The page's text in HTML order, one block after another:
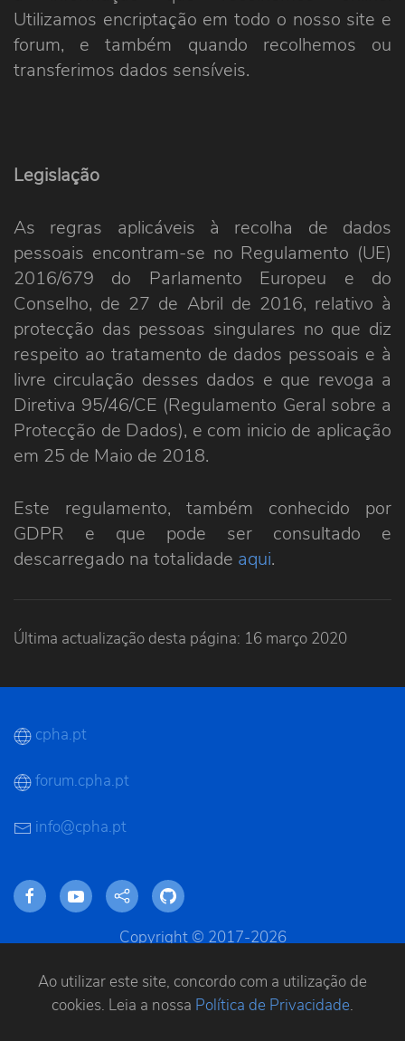
Utilizamos encriptação em todo o nosso site e
forum, e também quando recolhemos ou
transferimos dados sensíveis.
Legislação
As regras aplicáveis à recolha de dados
pessoais encontram-se no Regulamento (UE)
2016/679 do Parlamento Europeu e do
Conselho, de 27 de Abril de 2016, relativo à
protecção das pessoas singulares no que diz
respeito ao tratamento de dados pessoais e à
livre circulação desses dados e que revoga a
Diretiva 95/46/CE (Regulamento Geral sobre a
Protecção de Dados), e com inicio de aplicação
em 25 de Maio de 2018.
Este regulamento, também conhecido por
GDPR e que pode ser consultado e
descarregado na totalidade aqui.
Última actualização desta página: 16 março 2020
cpha.pt
forum.cpha.pt
info@cpha.pt
Copyright © 2017-2026
Ao utilizar este site, concordo com a utilização de
cookies. Leia a nossa Política de Privacidade.